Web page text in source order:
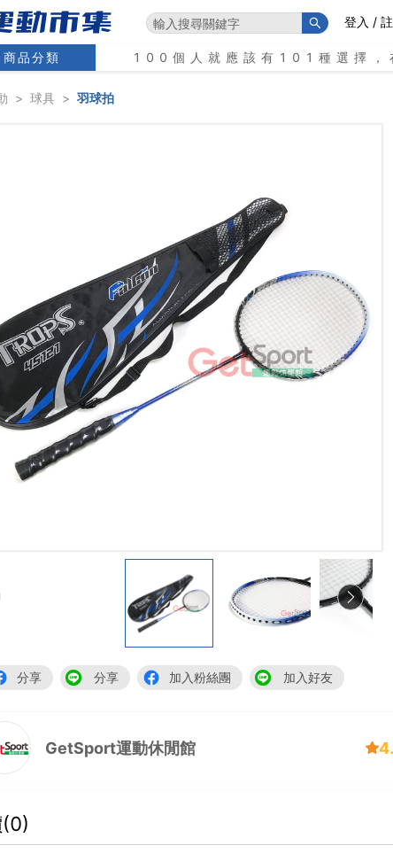
登入 /
商品分類 100個人就應該有101種選擇，
> 球具 > 羽球拍
分享 分享 加入粉絲團 加入好友
GetSport運動休閒館
0)